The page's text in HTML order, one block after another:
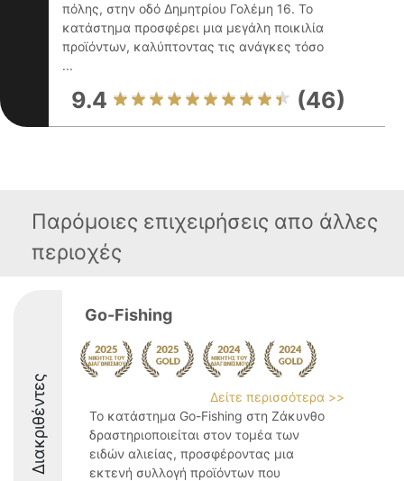
πόλης, στην οδό Δημητρίου Γολέμη 16. Το
κατάστημα προσφέρει μια μεγάλη ποικιλία
προϊόντων, καλύπτοντας τις ανάγκες τόσο
...
9.4 (46)
Παρόμοιες επιχειρήσεις απο άλλες
περιοχές
Διακριθέντες
Go-Fishing
Δείτε περισσότερα >>
Το κατάστημα Go-Fishing στη Ζάκυνθο
δραστηριοποιείται στον τομέα των
ειδών αλιείας, προσφέροντας μια
εκτενή συλλογή προϊόντων που